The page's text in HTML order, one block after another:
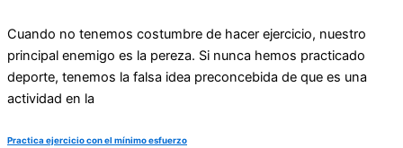
Cuando no tenemos costumbre de hacer ejercicio, nuestro
principal enemigo es la pereza. Si nunca hemos practicado
deporte, tenemos la falsa idea preconcebida de que es una
actividad en la
Practica ejercicio con el mínimo esfuerzo